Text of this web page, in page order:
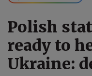
Polish
ready to
Ukraine: